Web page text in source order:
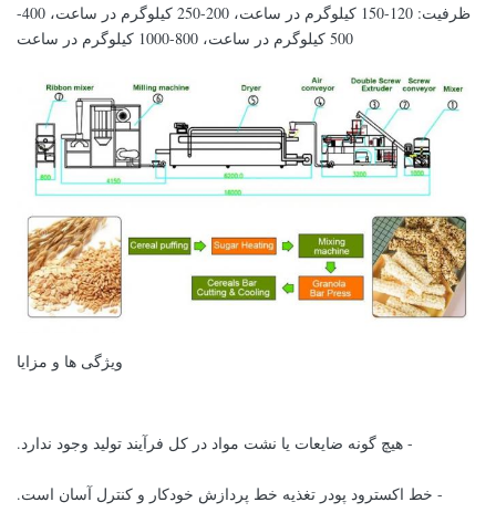
ظرفیت: 120-150 کیلوگرم در ساعت، 200-250 کیلوگرم در ساعت، 400-
500 کیلوگرم در ساعت، 800-1000 کیلوگرم در ساعت
ویژگی ها و مزایا
- هیچ گونه ضایعات یا نشت مواد در کل فرآیند تولید وجود ندارد.
- خط اکسترود پودر تغذیه خط پردازش خودکار و کنترل آسان است.